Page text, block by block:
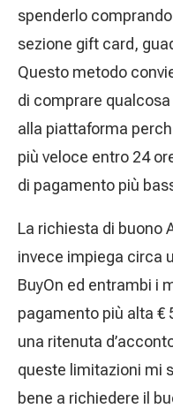
spenderlo
sezione gift card,
Questo metodo
di comprare
alla piattaforma
più veloce entro 24
di pagamento più
La richiesta di buono
invece impiega circa
BuyOn ed entrambi i
pagamento più alta €
una ritenuta
queste limitazioni mi
bene a richiedere il